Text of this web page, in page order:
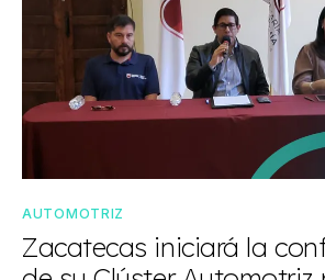
AUTOMOTRIZ
Zacatecas iniciará la